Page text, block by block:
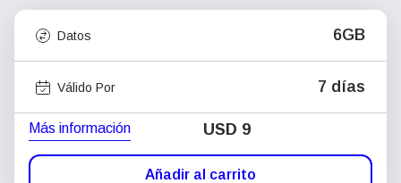
Datos 6GB
Válido Por 7 días
Más información USD 9
Añadir al carrito